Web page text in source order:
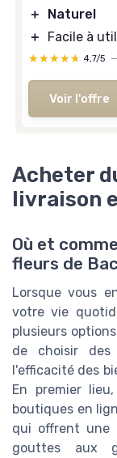
＋
Naturel
＋
Facile à
★★★★★
★★★★★ 4,7/5 —
Voir l'offre
Acheter
livraison
Où et
fleurs de
Lorsque vous
votre vie
plusieurs
de choisir
l'efficacité des
En premier
boutiques en
qui offrent une
gouttes aux